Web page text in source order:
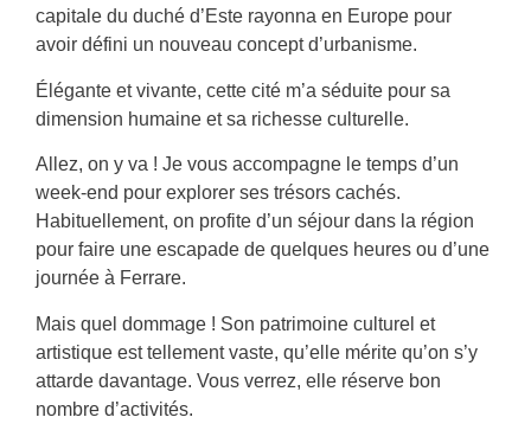
capitale du duché d’Este rayonna en Europe pour
avoir défini un nouveau concept d’urbanisme.
Élégante et vivante, cette cité m’a séduite pour sa
dimension humaine et sa richesse culturelle.
Allez, on y va ! Je vous accompagne le temps d’un
week-end pour explorer ses trésors cachés.
Habituellement, on profite d’un séjour dans la région
pour faire une escapade de quelques heures ou d’une
journée à Ferrare.
Mais quel dommage ! Son patrimoine culturel et
artistique est tellement vaste, qu’elle mérite qu’on s’y
attarde davantage. Vous verrez, elle réserve bon
nombre d’activités.